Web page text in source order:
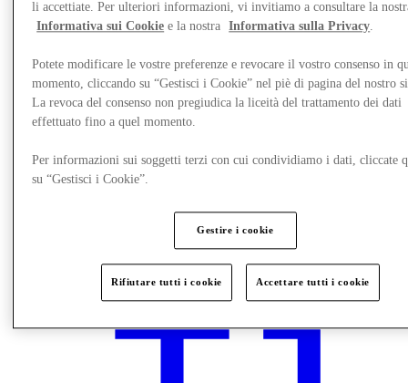
li accettiate. Per ulteriori informazioni, vi invitiamo a consultare la
Informativa sui Cookie e la nostra Informativa sulla Privacy.
Potete modificare le vostre preferenze e revocare il vostro consenso in
momento, cliccando su “Gestisci i Cookie” nel piè di pagina del nostro
La revoca del consenso non pregiudica la liceità del trattamento dei dati
effettuato fino a quel momento.
Per informazioni sui soggetti terzi con cui condividiamo i dati, cliccate
su “Gestisci i Cookie”.
Gestire i cookie
Rifiutare tutti i cookie Accettare tutti i cookie